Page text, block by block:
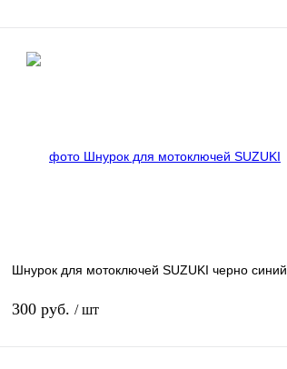
наличии
Шнурок для мотоключей SUZUKI черно синий
300 руб. / шт